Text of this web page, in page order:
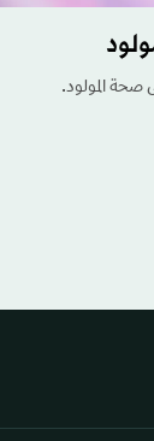
صحة المولود.